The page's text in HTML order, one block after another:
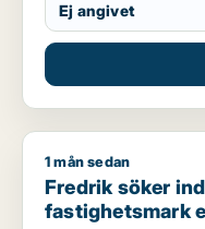
Ej angivet
Fredrik söker
1 mån sedan
Fredrik söker
fastighetsmark